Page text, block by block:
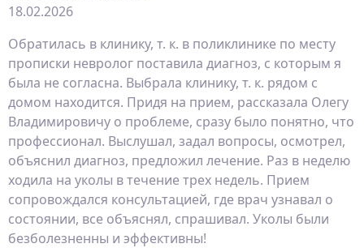
18.02.2026
Обратилась в клинику, т. к. в поликлинике по месту
прописки невролог поставила диагноз, с которым я
была не согласна. Выбрала клинику, т. к. рядом с
домом находится. Придя на прием, рассказала Олегу
Владимировичу о проблеме, сразу было понятно, что
профессионал. Выслушал, задал вопросы, осмотрел,
объяснил диагноз, предложил лечение. Раз в неделю
ходила на уколы​ в течение трех недель. Прием
сопровождался консультацией, где врач узнавал о
состоянии, все объяснял, спрашивал. Уколы были
безболезненны и эффективны!